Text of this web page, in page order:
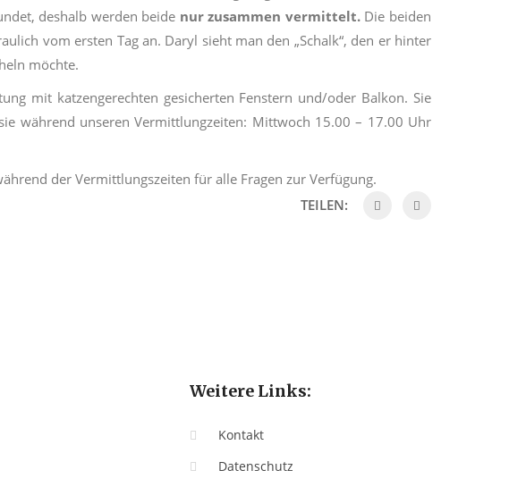
deshalb werden beide nur zusammen vermittelt.Die beiden
vom ersten Tag an. Daryl sieht man den „Schalk“, den er hinter
möchte.
mit katzengerechten gesicherten Fenstern und/oder Balkon. Sie
während unseren Vermittlungzeiten: Mittwoch 15.00 – 17.00 Uhr
der Vermittlungszeiten für alle Fragen zur Verfügung.
TEILEN:
Weitere Links:
Kontakt
Datenschutz